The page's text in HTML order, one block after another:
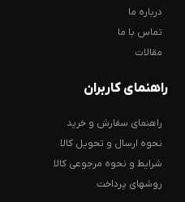
درباره ما
تماس با ما
مقالات
راهنمای کاربران
راهنمای سفارش و خرید
نحوه ارسال و تحویل کالا
شرایط و نحوه مرجوعی کالا
روشهای پرداخت